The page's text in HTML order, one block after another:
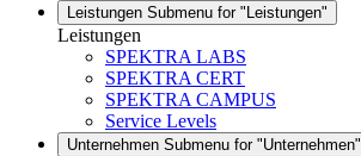
Leistungen Submenu for "Leistungen"
Leistungen
SPEKTRA LABS
SPEKTRA CERT
SPEKTRA CAMPUS
Service Levels
Unternehmen Submenu for "Unternehmen"